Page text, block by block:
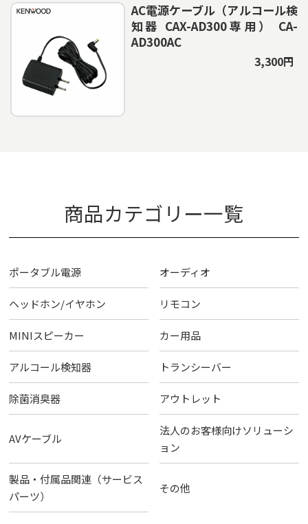
AC電源ケーブル（アルコール検
知器 CAX-AD300専用） CA-
AD300AC
3,300円
商品カテゴリー一覧
ポータブル電源 オーディオ
ヘッドホン/イヤホン リモコン
MINIスピーカー カー用品
アルコール検知器 トランシーバー
除菌消臭器 アウトレット
AVケーブル
法人のお客様向けソリューシ
ョン
製品・付属品関連（サービス
パーツ）
その他